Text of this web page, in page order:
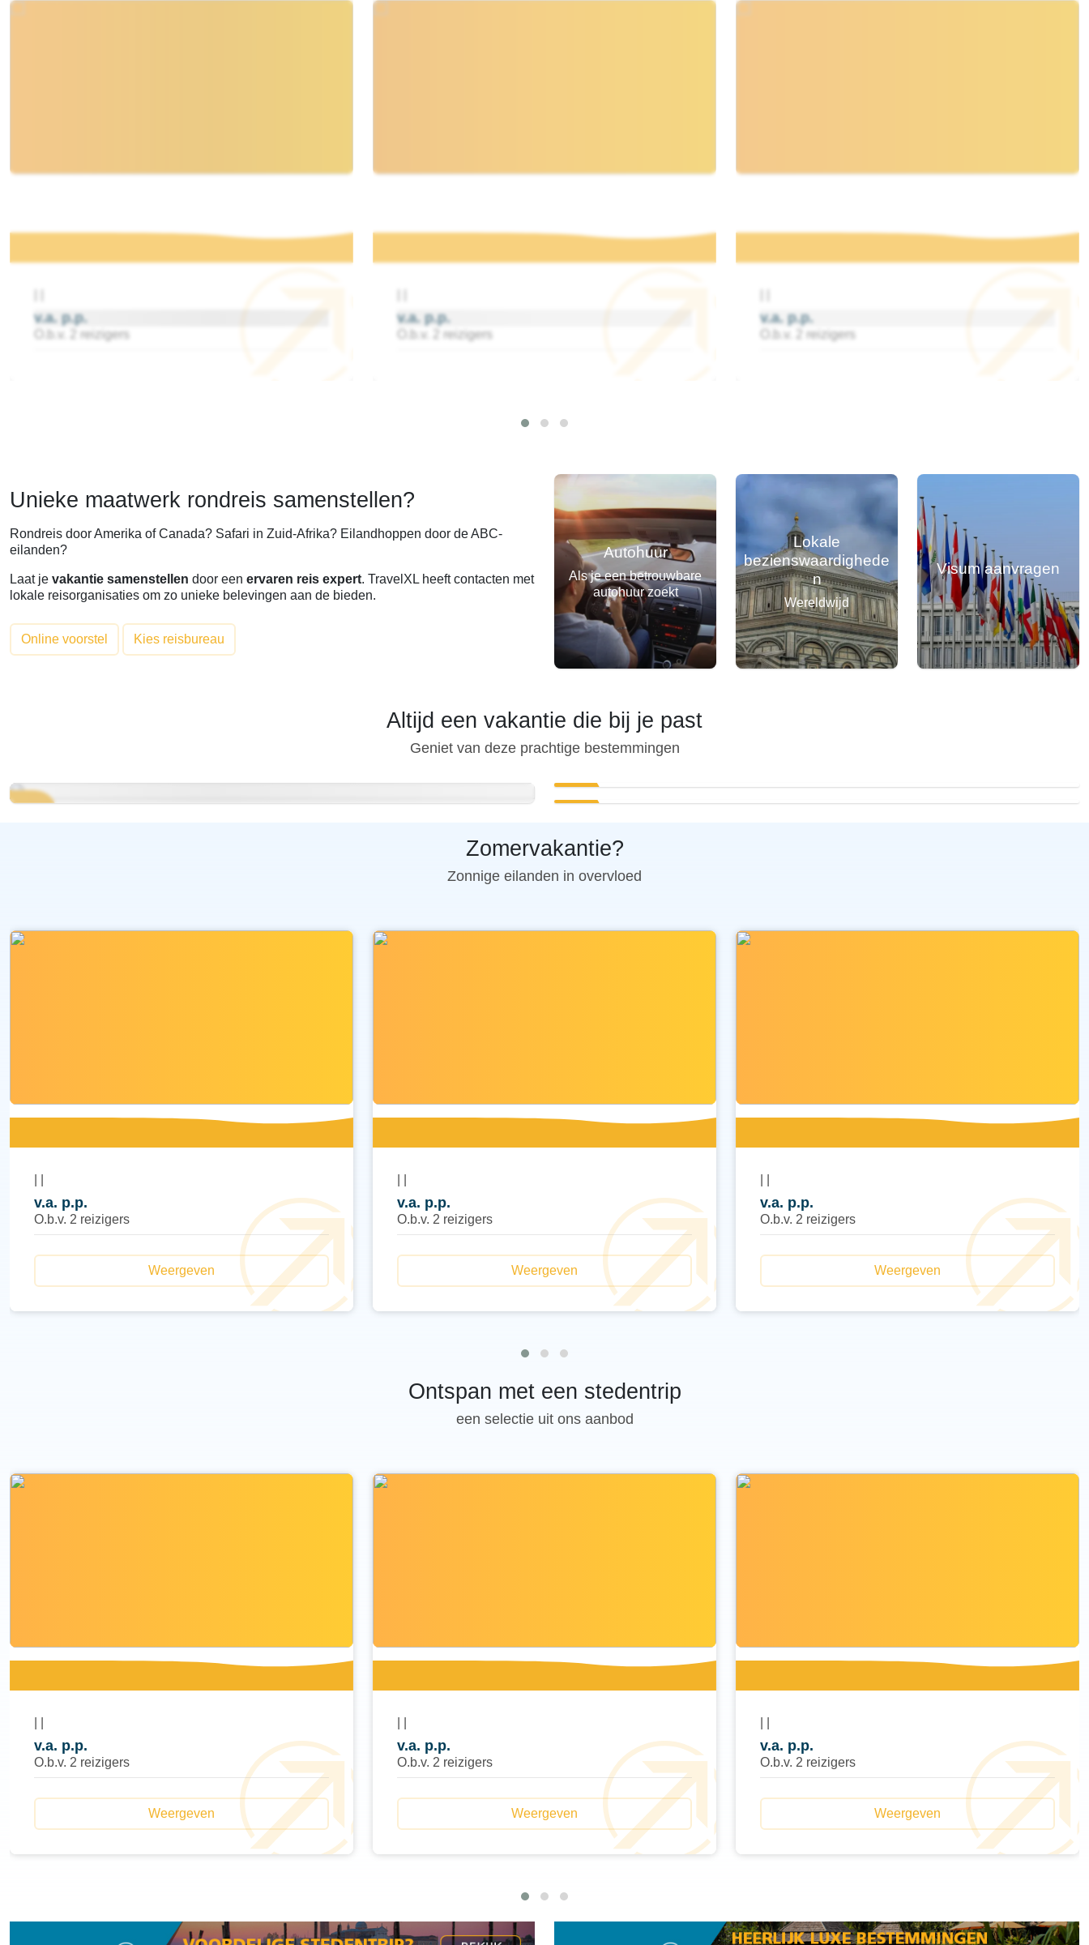
v.a.p.p.
O.b.v. 2 reizigers
v.a.p.p.
O.b.v. 2 reizigers
v.a.p.p.
O.b.v. 2 reizigers
Unieke maatwerk rondreis samenstellen?
Rondreis door Amerika of Canada? Safari in Zuid-Afrika? Eilandhoppen door de ABC-
eilanden?
Laat je vakantie samenstellen door een ervaren reis expert. TravelXL heeft contacten met
lokale reisorganisaties om zo unieke belevingen aan de bieden.
Online voorstel Kies reisbureau
Autohuur
Als je een betrouwbare
autohuur zoekt
Lokale
bezienswaardighede
n
Wereldwijd
Visum aanvragen
Altijd een vakantie die bij je past
Geniet van deze prachtige bestemmingen
Zomervakantie?
Zonnige eilanden in overvloed
v.a. p.p.
O.b.v. 2 reizigers
Weergeven
v.a. p.p.
O.b.v. 2 reizigers
Weergeven
v.a. p.p.
O.b.v. 2 reizigers
Weergeven
Ontspan met een stedentrip
een selectie uit ons aanbod
v.a. p.p.
O.b.v. 2 reizigers
Weergeven
v.a. p.p.
O.b.v. 2 reizigers
Weergeven
v.a. p.p.
O.b.v. 2 reizigers
Weergeven